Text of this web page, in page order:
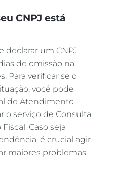
CNPJ está
declarar um CNPJ
de omissão na
Para verificar se o
você pode
de Atendimento
o serviço de Consulta
Caso seja
é crucial agir
maiores problemas.